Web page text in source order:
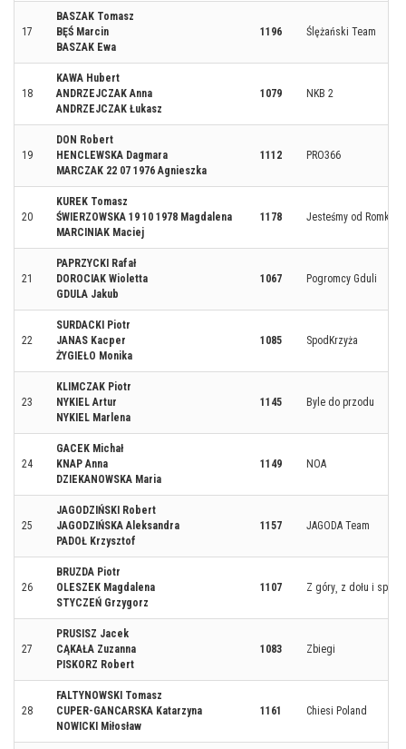
17
BASZAK Tomasz
BĘŚ Marcin
BASZAK Ewa
1196 Ślężański Team
18
KAWA Hubert
ANDRZEJCZAK Anna
ANDRZEJCZAK Łukasz
1079 NKB 2
19
DON Robert
HENCLEWSKA Dagmara
MARCZAK 22 07 1976 Agnieszka
1112 PRO366
20
KUREK Tomasz
ŚWIERZOWSKA 19 10 1978 Magdalena
MARCINIAK Maciej
1178 Jesteśmy od Romka
21
PAPRZYCKI Rafał
DOROCIAK Wioletta
GDULA Jakub
1067 Pogromcy Gduli
22
SURDACKI Piotr
JANAS Kacper
ŻYGIEŁO Monika
1085 SpodKrzyża
23
KLIMCZAK Piotr
NYKIEL Artur
NYKIEL Marlena
1145 Byle do przodu
24
GACEK Michał
KNAP Anna
DZIEKANOWSKA Maria
1149 NOA
25
JAGODZIŃSKI Robert
JAGODZIŃSKA Aleksandra
PADOŁ Krzysztof
1157 JAGODA Team
26
BRUZDA Piotr
OLESZEK Magdalena
STYCZEŃ Grzygorz
1107 Z góry¸ z dołu i spod
27
PRUSISZ Jacek
CĄKAŁA Zuzanna
PISKORZ Robert
1083 Zbiegi
28
FALTYNOWSKI Tomasz
CUPER-GANCARSKA Katarzyna
NOWICKI Miłosław
1161 Chiesi Poland